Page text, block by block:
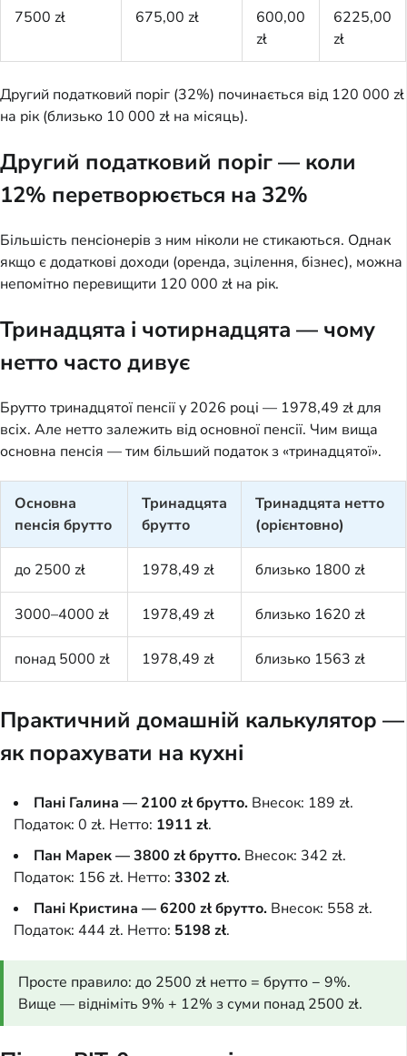
7500 zł 675,00 zł
600,00
zł
6225,00
zł
Другий податковий поріг (32%) починається від 120 000 zł
на рік (близько 10 000 zł на місяць).
Другий податковий поріг — коли
12% перетворюється на 32%
Більшість пенсіонерів з ним ніколи не стикаються. Однак
якщо є додаткові доходи (оренда, зцілення, бізнес), можна
непомітно перевищити 120 000 zł на рік.
Тринадцята і чотирнадцята — чому
нетто часто дивує
Брутто тринадцятої пенсії у 2026 році — 1978,49 zł для
всіх. Але нетто залежить від основної пенсії. Чим вища
основна пенсія — тим більший податок з «тринадцятої».
Основна
пенсія брутто
Тринадцята
брутто
Тринадцята нетто
(орієнтовно)
до 2500 zł 1978,49 zł близько 1800 zł
3000–4000 zł 1978,49 zł близько 1620 zł
понад 5000 zł 1978,49 zł близько 1563 zł
Практичний домашній калькулятор —
як порахувати на кухні
Пані Галина — 2100 zł брутто. Внесок: 189 zł.
Податок: 0 zł. Нетто: 1911 zł.
Пан Марек — 3800 zł брутто. Внесок: 342 zł.
Податок: 156 zł. Нетто: 3302 zł.
Пані Кристина — 6200 zł брутто. Внесок: 558 zł.
Податок: 444 zł. Нетто: 5198 zł.
Просте правило: до 2500 zł нетто = брутто − 9%.
Вище — відніміть 9% + 12% з суми понад 2500 zł.